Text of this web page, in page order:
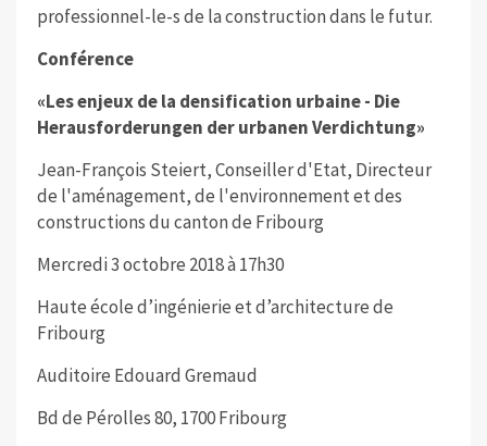
professionnel-le-s de la construction dans le futur.
Conférence
«Les enjeux de la densification urbaine - Die
Herausforderungen der urbanen Verdichtung»
Jean-François Steiert, Conseiller d'Etat, Directeur
de l'aménagement, de l'environnement et des
constructions du canton de Fribourg
Mercredi 3 octobre 2018 à 17h30
Haute école d’ingénierie et d’architecture de
Fribourg
Auditoire Edouard Gremaud
Bd de Pérolles 80, 1700 Fribourg